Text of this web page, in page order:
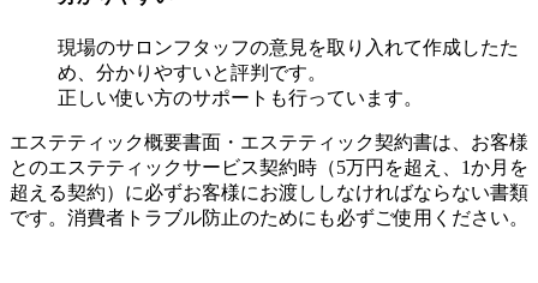
現場のサロンフタッフの意見を取り入れて作成したた
め、分かりやすいと評判です。
正しい使い方のサポートも行っています。
エステティック概要書面・エステティック契約書は、お客様
とのエステティックサービス契約時（5万円を超え、1か月を
超える契約）に必ずお客様にお渡ししなければならない書類
です。消費者トラブル防止のためにも必ずご使用ください。